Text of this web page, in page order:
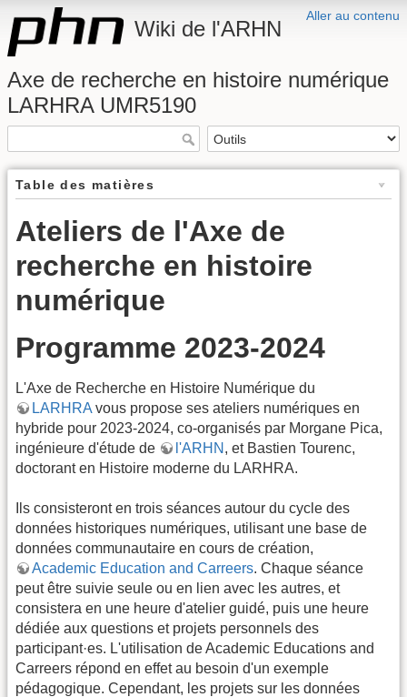
Aller au contenu
Wiki de l'ARHN
Axe de recherche en histoire numérique
LARHRA UMR5190
Table des matières
Ateliers de l'Axe de
recherche en histoire
numérique
Programme 2023-2024
L'Axe de Recherche en Histoire Numérique du
LARHRA vous propose ses ateliers numériques en
hybride pour 2023-2024, co-organisés par Morgane Pica,
ingénieure d'étude de
l'ARHN , et Bastien Tourenc,
doctorant en Histoire moderne du LARHRA.
Ils consisteront en trois séances autour du cycle des
données historiques numériques, utilisant une base de
données communautaire en cours de création,
Academic Education and Carreers. Chaque séance
peut être suivie seule ou en lien avec les autres, et
consistera en une heure d'atelier guidé, puis une heure
dédiée aux questions et projets personnels des
participant·es. L'utilisation de Academic Educations and
Carreers répond en effet au besoin d'un exemple
pédagogique. Cependant, les projets sur les données